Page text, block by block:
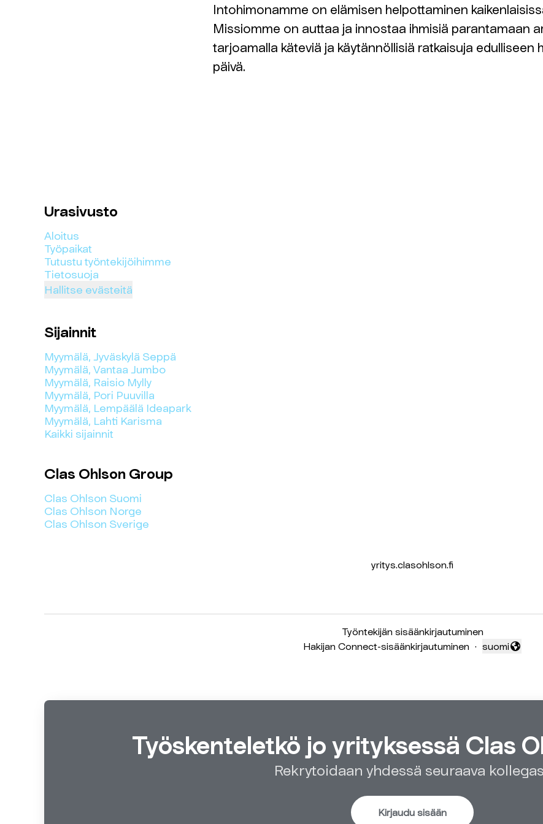
Intohimonamme on elämisen helpottaminen
Missiomme on auttaa ja innostaa ihmisiä parantamaan
tarjoamalla käteviä ja käytännöllisiä ratkaisuja edulliseen
päivä.
Urasivusto
Aloitus
Työpaikat
Tutustu työntekijöihimme
Tietosuoja
Hallitse evästeitä
Sijainnit
Myymälä, Jyväskylä Seppä
Myymälä, Vantaa Jumbo
Myymälä, Raisio Mylly
Myymälä, Pori Puuvilla
Myymälä, Lempäälä Ideapark
Myymälä, Lahti Karisma
Kaikki sijainnit
Clas Ohlson Group
Clas Ohlson Suomi
Clas Ohlson Norge
Clas Ohlson Sverige
yritys.clasohlson.fi
Työntekijän sisäänkirjautuminen
Hakijan Connect-sisäänkirjautuminen ·
Vaihda kieli
suomi
Työskenteletkö jo yrityksessä Clas
Rekrytoidaan yhdessä seuraava
Kirjaudu sisään